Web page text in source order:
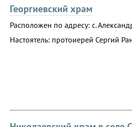
Георгиевский храм
Расположен по адресу: с.
Настоятель: протоиерей Сергий